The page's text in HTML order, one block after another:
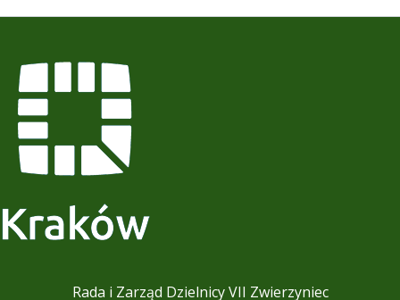
Rada i Zarząd Dzielnicy VII Zwierzyniec